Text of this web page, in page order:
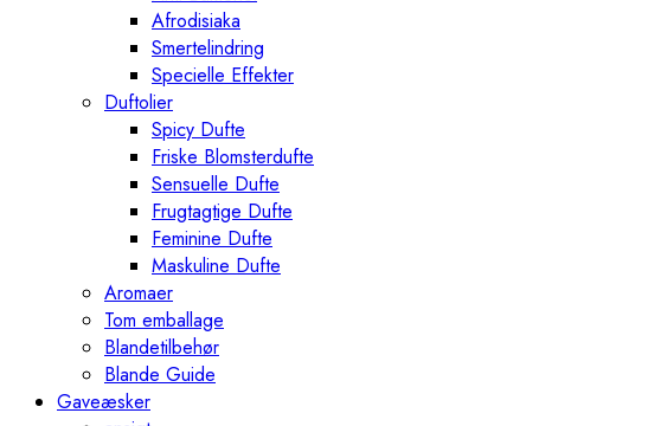
Afrodisiaka
Smertelindring
Specielle Effekter
Duftolier
Spicy Dufte
Friske Blomsterdufte
Sensuelle Dufte
Frugtagtige Dufte
Feminine Dufte
Maskuline Dufte
Aromaer
Tom emballage
Blandetilbehør
Blande Guide
Gaveæsker